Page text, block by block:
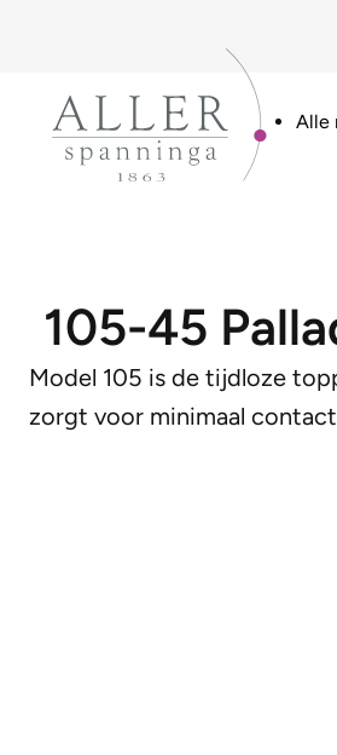
Alle
105-45
Model 105 is de tijdloze
zorgt voor minimaal